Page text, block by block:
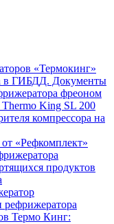
«Термокинг»
в ГИБДД. Документы
фреоном
King SL 200
компрессора на
«Рефкомплект»
продуктов
рефрижератора
Термо Кинг: